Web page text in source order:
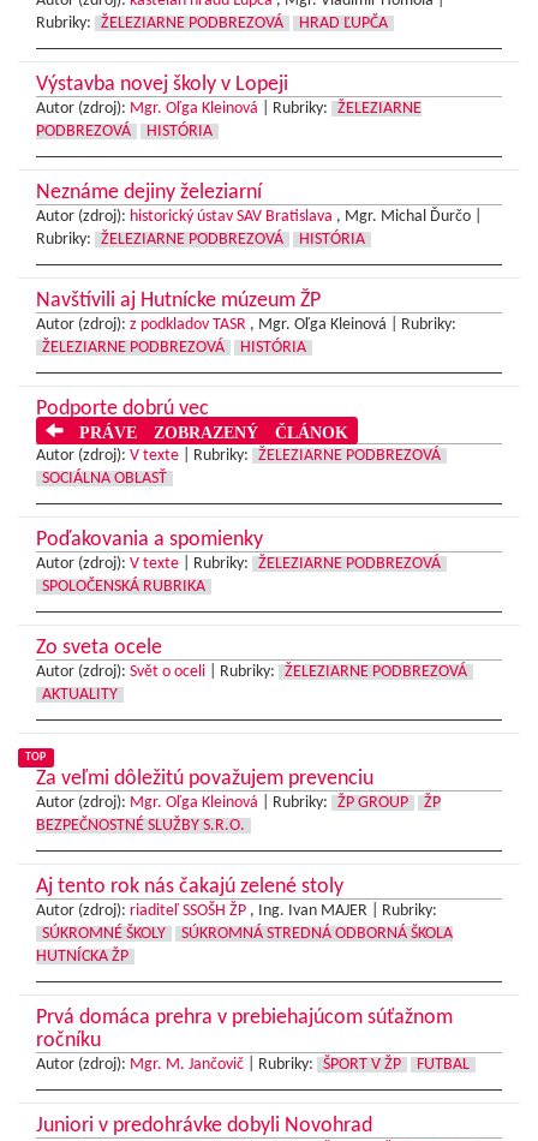
Rubriky:
ŽELEZIARNE PODBREZOVÁ HRAD ĽUPČA
Výstavba novej školy v Lopeji
Autor (zdroj): Mgr. Oľga Kleinová Rubriky:
ŽELEZIARNE
PODBREZOVÁ
HISTÓRIA
Neznáme dejiny železiarní
Autor (zdroj): historický ústav SAV Bratislava , Mgr. Michal Ďurčo |
Rubriky:
ŽELEZIARNE PODBREZOVÁ HISTÓRIA
Navštívili aj Hutnícke múzeum ŽP
Autor (zdroj): z podkladov TASR , Mgr. Oľga Kleinová |
Rubriky:
ŽELEZIARNE PODBREZOVÁ
HISTÓRIA
Podporte dobrú vec
PRÁVE ZOBRAZENÝ ČLÁNOK
Autor (zdroj): V texte Rubriky:
ŽELEZIARNE PODBREZOVÁ
SOCIÁLNA OBLASŤ
Poďakovania a spomienky
Autor (zdroj): V texte Rubriky:
ŽELEZIARNE PODBREZOVÁ
SPOLOČENSKÁ RUBRIKA
Zo sveta ocele
Autor (zdroj): Svět o oceli Rubriky:
ŽELEZIARNE PODBREZOVÁ
AKTUALITY
TOP
Za veľmi dôležitú považujem prevenciu
Autor (zdroj): Mgr. Oľga Kleinová Rubriky: ŽP GROUP
ŽP
BEZPEČNOSTNÉ SLUŽBY S.R.O.
Aj tento rok nás čakajú zelené stoly
Autor (zdroj): riaditeľ SSOŠH ŽP , Ing. Ivan MAJER |
Rubriky:
SÚKROMNÉ ŠKOLY
SÚKROMNÁ STREDNÁ ODBORNÁ ŠKOLA
HUTNÍCKA ŽP
Prvá domáca prehra v prebiehajúcom súťažnom
ročníku
Autor (zdroj): Mgr. M. Jančovič Rubriky: ŠPORT V ŽP FUTBAL
Juniori v predohrávke dobyli Novohrad